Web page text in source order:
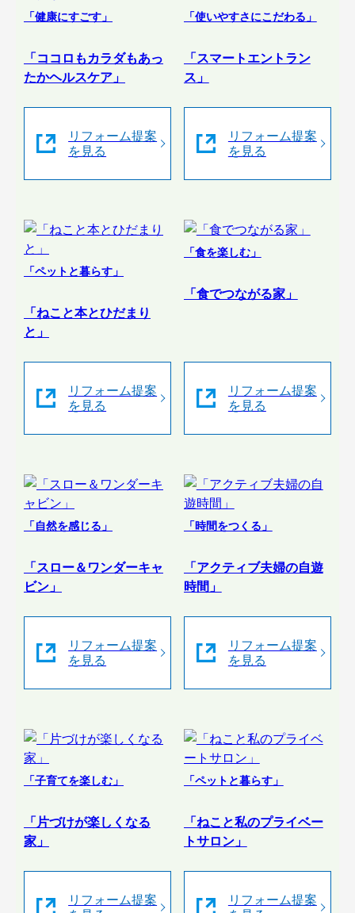
「健康にすごす」
「ココロもカラダもあっ
たかヘルスケア」
リフォーム提案
を見る
「使いやすさにこだわる」
「スマートエントラン
ス」
リフォーム提案
を見る
「ペットと暮らす」
「ねこと本とひだまり
と」
リフォーム提案
を見る
「食を楽しむ」
「食でつながる家」
リフォーム提案
を見る
「自然を感じる」
「スロー＆ワンダーキャ
ビン」
リフォーム提案
を見る
「時間をつくる」
「アクティブ夫婦の自遊
時間」
リフォーム提案
を見る
「子育てを楽しむ」
「片づけが楽しくなる
家」
リフォーム提案
「ペットと暮らす」
「ねこと私のプライベー
トサロン」
リフォーム提案